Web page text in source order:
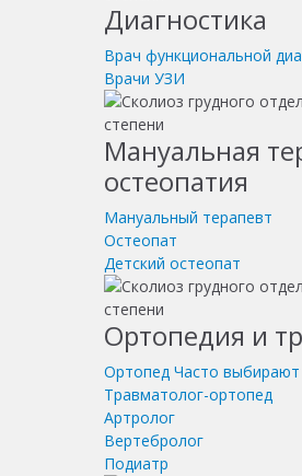
Диагностика
Врач функциональной
Врачи УЗИ
Мануальная
остеопатия
Мануальный терапевт
Остеопат
Детский остеопат
Ортопедия и
Ортопед Часто выбирают
Травматолог-ортопед
Артролог
Вертебролог
Подиатр